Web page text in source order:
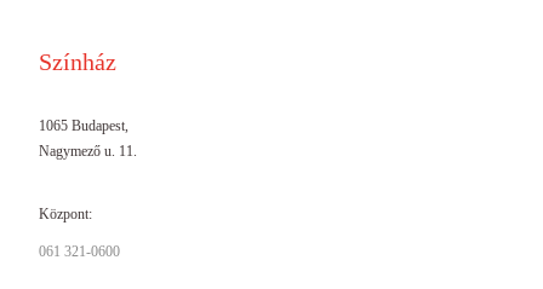
Színház
1065 Budapest,
Nagymező u. 11.
Központ:
061 321-0600